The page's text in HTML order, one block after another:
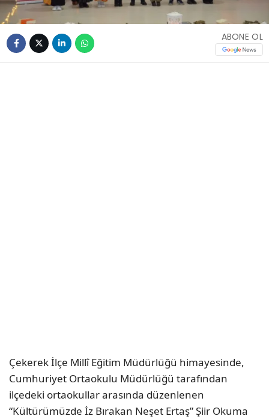
ABONE OL
Çekerek İlçe Millî Eğitim Müdürlüğü himayesinde,
Cumhuriyet Ortaokulu Müdürlüğü tarafından
ilçedeki ortaokullar arasında düzenlenen
“Kültürümüzde İz Bırakan Neşet Ertaş” Şiir Okuma